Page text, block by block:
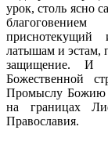
урок, столь ясно
латышам и эстам,
защищение. И
Божественной
Промыслу Божию
на границах
Православия.